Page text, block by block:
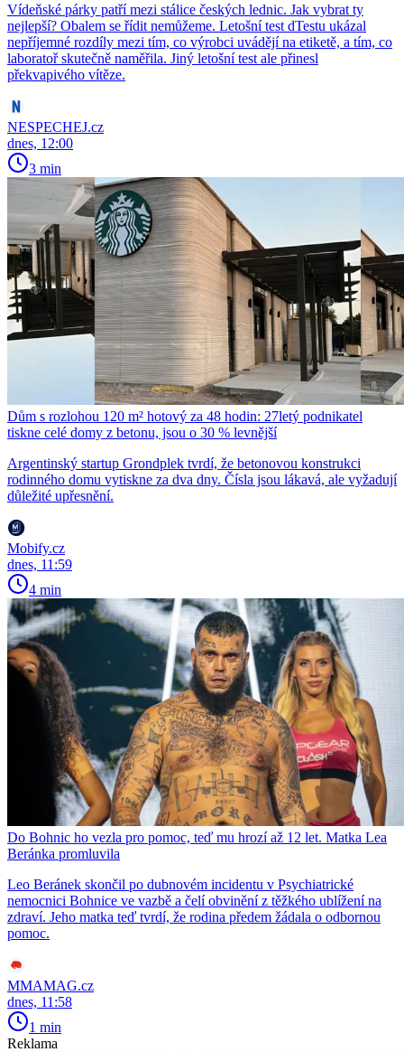
Vídeňské párky patří mezi stálice českých lednic. Jak vybrat ty
nejlepší? Obalem se řídit nemůžeme. Letošní test dTestu ukázal
nepříjemné rozdíly mezi tím, co výrobci uvádějí na etiketě, a tím, co
laboratoř skutečně naměřila. Jiný letošní test ale přinesl
překvapivého vítěze.
NESPECHEJ.cz
dnes, 12:00
3 min
Dům s rozlohou 120 m² hotový za 48 hodin: 27letý podnikatel
tiskne celé domy z betonu, jsou o 30 % levnější
Argentinský startup Grondplek tvrdí, že betonovou konstrukci
rodinného domu vytiskne za dva dny. Čísla jsou lákavá, ale vyžadují
důležité upřesnění.
Mobify.cz
dnes, 11:59
4 min
Do Bohnic ho vezla pro pomoc, teď mu hrozí až 12 let. Matka Lea
Beránka promluvila
Leo Beránek skončil po dubnovém incidentu v Psychiatrické
nemocnici Bohnice ve vazbě a čelí obvinění z těžkého ublížení na
zdraví. Jeho matka teď tvrdí, že rodina předem žádala o odbornou
pomoc.
MMAMAG.cz
dnes, 11:58
1 min
Reklama